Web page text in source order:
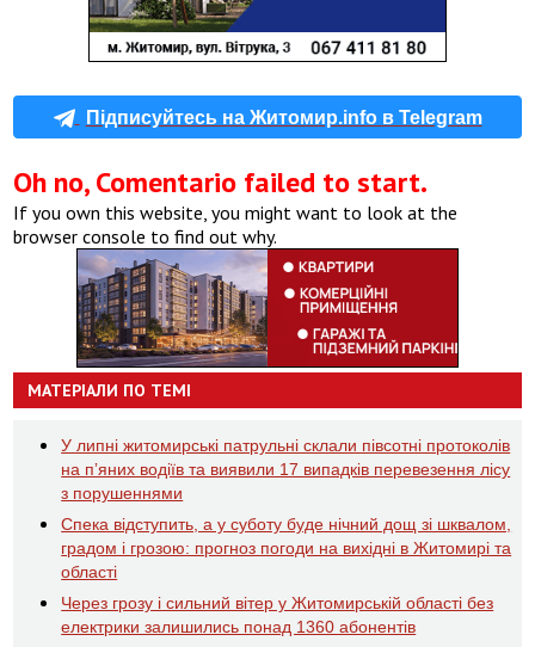
Підписуйтесь на Житомир.info в Telegram
Oh no, Comentario failed to start.
If you own this website, you might want to look at the
browser console to find out why.
МАТЕРІАЛИ ПО ТЕМІ
У липні житомирські патрульні склали півсотні протоколів
на пʼяних водіїв та виявили 17 випадків перевезення лісу
з порушеннями
Спека відступить, а у суботу буде нічний дощ зі шквалом,
градом і грозою: прогноз погоди на вихідні в Житомирі та
області
Через грозу і сильний вітер у Житомирській області без
електрики залишились понад 1360 абонентів